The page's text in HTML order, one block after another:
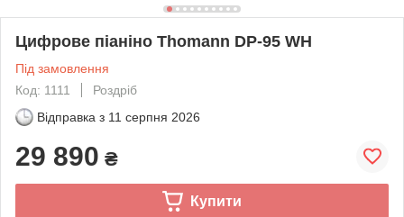
Цифрове піаніно Thomann DP-95 WH
Під замовлення
Код: 1111
Роздріб
Відправка з 11 серпня 2026
29 890 ₴
Купити